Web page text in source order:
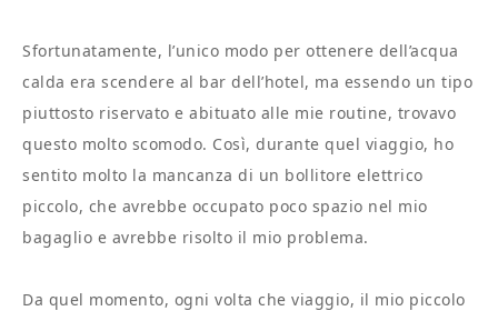
Sfortunatamente, l’unico modo per ottenere dell’acqua
calda era scendere al bar dell’hotel, ma essendo un tipo
piuttosto riservato e abituato alle mie routine, trovavo
questo molto scomodo. Così, durante quel viaggio, ho
sentito molto la mancanza di un bollitore elettrico
piccolo, che avrebbe occupato poco spazio nel mio
bagaglio e avrebbe risolto il mio problema.
Da quel momento, ogni volta che viaggio, il mio piccolo